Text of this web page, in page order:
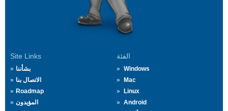
Site Links
بشأننا
الاتصال بنا
Roadmap
المؤيدون
الفئة
Windows
Mac
Linux
Android